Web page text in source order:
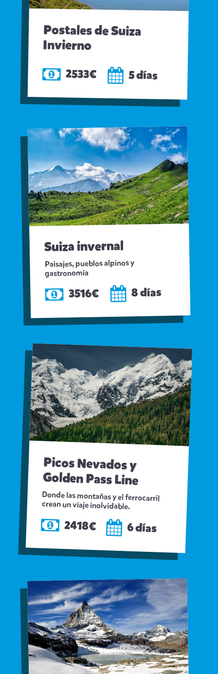
Postales de Suiza
Invierno
2533€ 5 días
Suiza invernal
Paisajes, pueblos alpinos y
gastronomía
3516€ 8 días
Picos Nevados y
Golden Pass Line
Donde las montañas y el ferrocarril
crean un viaje inolvidable.
2418€ 6 días